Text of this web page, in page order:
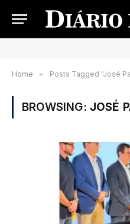
Home » Posts Tagged "José
BROWSING: JOSÉ